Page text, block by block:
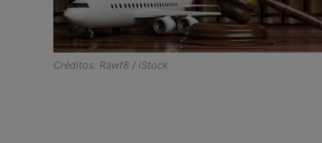
Créditos: Rawf8 / iStock